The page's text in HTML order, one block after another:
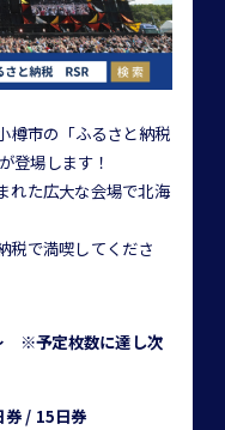
樽市の「ふるさと納税
登場します！
れた広大な会場で北海
税で満喫してくださ
※予定枚数に達し次
券 / 15日券